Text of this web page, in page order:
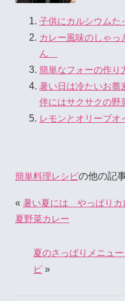
子供にカルシウム
カレー風味のしゃ
ん
簡単なフォーの作り
暑い日は冷たいお
伴にはサクサクの
レモンとオリーブオ
簡単料理レシピの他の記
« 暑い夏には やっぱり
夏野菜カレー
夏のさっぱりメニュ
ピ »